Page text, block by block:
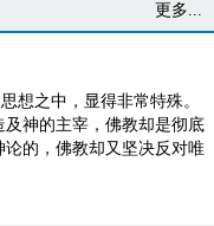
更多...
想之中，显得非常特殊。
神的主宰，佛教却是彻底
的，佛教却又坚决反对唯